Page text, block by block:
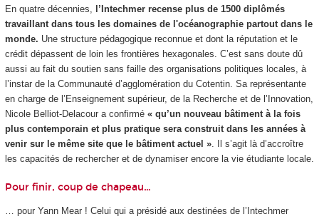
En quatre décennies,
l’Intechmer recense plus de 1500 diplômés
travaillant dans tous les domaines de l'océanographie partout dans le
monde. Une structure pédagogique reconnue et dont la réputation et le
crédit dépassent de loin les frontières hexagonales. C’est sans doute dû
aussi au fait du soutien sans faille des organisations politiques locales, à
l’instar de la Communauté d’agglomération du Cotentin. Sa représentante
en charge de l’Enseignement supérieur, de la Recherche et de l’Innovation,
Nicole Belliot-Delacour a confirmé « qu’un nouveau bâtiment à la fois
plus contemporain et plus pratique sera construit dans les années à
venir sur le même site que le bâtiment actuel ». Il s’agit là d’accroître
les capacités de rechercher et de dynamiser encore la vie étudiante locale.
Pour finir, coup de chapeau…
… pour Yann Mear ! Celui qui a présidé aux destinées de l’Intechmer